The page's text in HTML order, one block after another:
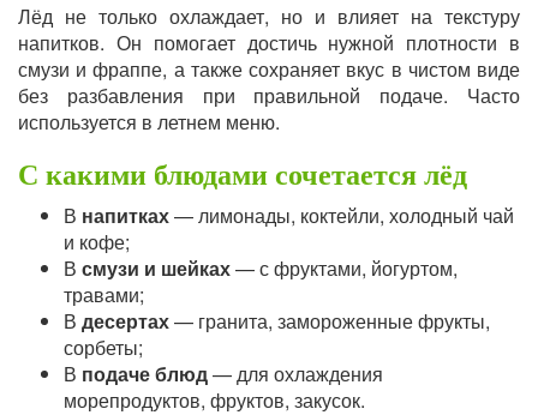
Лёд не только охлаждает, но и влияет на текстуру
напитков. Он помогает достичь нужной плотности в
смузи и фраппе, а также сохраняет вкус в чистом виде
без разбавления при правильной подаче. Часто
используется в летнем меню.
С какими блюдами сочетается лёд
В напитках— лимонады, коктейли, холодный чай
и кофе;
В смузи и шейках— с фруктами, йогуртом,
травами;
В десертах— гранита, замороженные фрукты,
сорбеты;
В подаче блюд— для охлаждения
морепродуктов, фруктов, закусок.